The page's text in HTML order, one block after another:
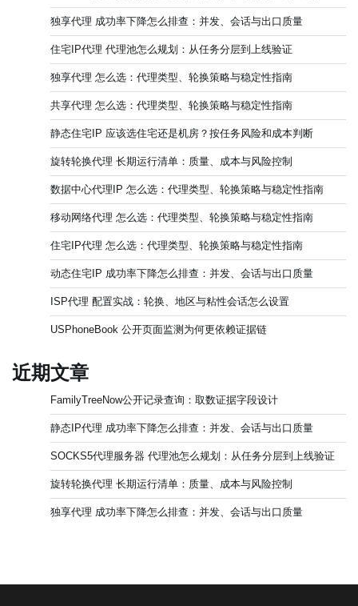
独享代理 成功率下降怎么排查：并发、会话与出口质量
住宅IP代理 代理池怎么规划：从任务分层到上线验证
独享代理 怎么选：代理类型、轮换策略与稳定性指南
共享代理 怎么选：代理类型、轮换策略与稳定性指南
静态住宅IP 应该选住宅还是机房？按任务风险和成本判断
旋转轮换代理 长期运行清单：质量、成本与风险控制
数据中心代理IP 怎么选：代理类型、轮换策略与稳定性指南
移动网络代理 怎么选：代理类型、轮换策略与稳定性指南
住宅IP代理 怎么选：代理类型、轮换策略与稳定性指南
动态住宅IP 成功率下降怎么排查：并发、会话与出口质量
ISP代理 配置实战：轮换、地区与粘性会话怎么设置
USPhoneBook 公开页面监测为何更依赖证据链
近期文章
FamilyTreeNow公开记录查询：取数证据字段设计
静态IP代理 成功率下降怎么排查：并发、会话与出口质量
SOCKS5代理服务器 代理池怎么规划：从任务分层到上线验证
旋转轮换代理 长期运行清单：质量、成本与风险控制
独享代理 成功率下降怎么排查：并发、会话与出口质量